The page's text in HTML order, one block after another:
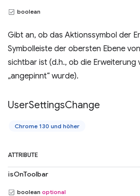
boolean
Gibt an, ob das Aktionssymbol der
Symbolleiste der obersten Ebene
sichtbar ist (d.h., ob die Erweiterung
„angepinnt“ wurde).
UserSettingsChange
Chrome 130 und höher
ATTRIBUTE
isOnToolbar
boolean optional